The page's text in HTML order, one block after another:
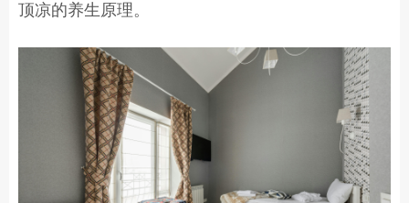
顶凉的养生原理。